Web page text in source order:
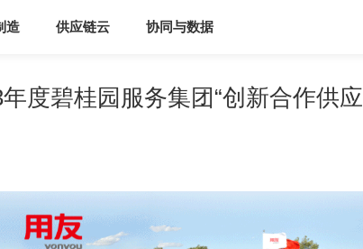
造 供应链云 协同与数据
度碧桂园服务集团“创新合作供应